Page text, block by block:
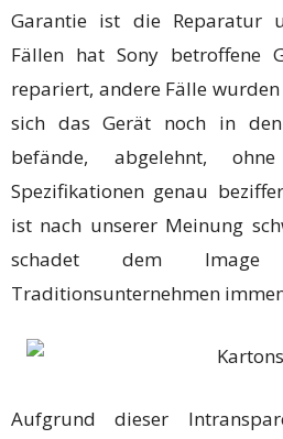
Garantie ist die Reparatur
Fällen hat Sony betroffene
repariert, andere Fälle
sich das Gerät noch in den
befände, abgelehnt,
Spezifikationen genau
ist nach unserer Meinung
schadet dem Image
Traditionsunternehmen
Aufgrund dieser